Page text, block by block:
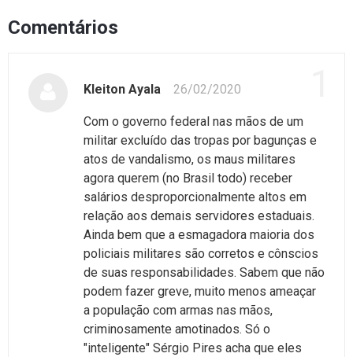
Comentários
Kleiton Ayala 26/02/2020
Com o governo federal nas mãos de um
militar excluído das tropas por bagunças e
atos de vandalismo, os maus militares
agora querem (no Brasil todo) receber
salários desproporcionalmente altos em
relação aos demais servidores estaduais.
Ainda bem que a esmagadora maioria dos
policiais militares são corretos e cônscios
de suas responsabilidades. Sabem que não
podem fazer greve, muito menos ameaçar
a população com armas nas mãos,
criminosamente amotinados. Só o
"inteligente" Sérgio Pires acha que eles